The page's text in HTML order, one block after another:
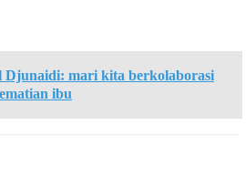
Djunaidi: mari kita berkolaborasi
ibu